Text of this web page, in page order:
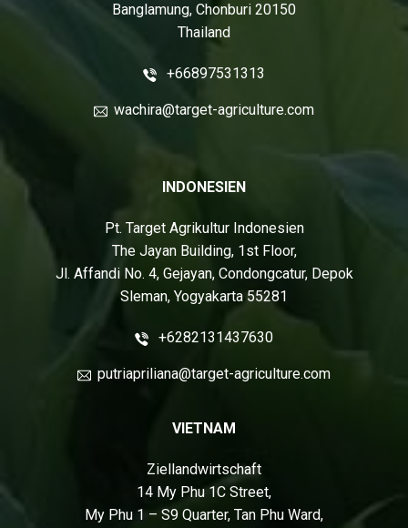
Banglamung, Chonburi 20150
Thailand
+66897531313
wachira@target-agriculture.com
INDONESIEN
Pt. Target Agrikultur Indonesien
The Jayan Building, 1st Floor,
Jl. Affandi No. 4, Gejayan, Condongcatur, Depok
Sleman, Yogyakarta 55281
+6282131437630
putriapriliana@target-agriculture.com
VIETNAM
Ziellandwirtschaft
14 My Phu 1C Street,
My Phu 1 – S9 Quarter, Tan Phu Ward,